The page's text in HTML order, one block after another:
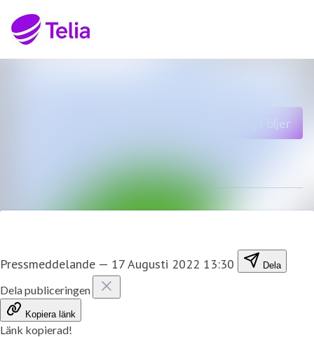
Kontakt
Följer
Pressmeddelande — 17 Augusti 2022 13:30 Dela
Dela publiceringen
Kopiera länk
Länk kopierad!